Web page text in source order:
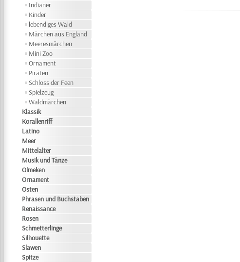
Indianer
Kinder
lebendiges Wald
Märchen aus England
Meeresmärchen
Mini Zoo
Ornament
Piraten
Schloss der Feen
Spielzeug
Waldmärchen
Klassik
Korallenriff
Latino
Meer
Mittelalter
Musik und Tänze
Olmeken
Ornament
Osten
Phrasen und Buchstaben
Renaissance
Rosen
Schmetterlinge
Silhouette
Slawen
Spitze